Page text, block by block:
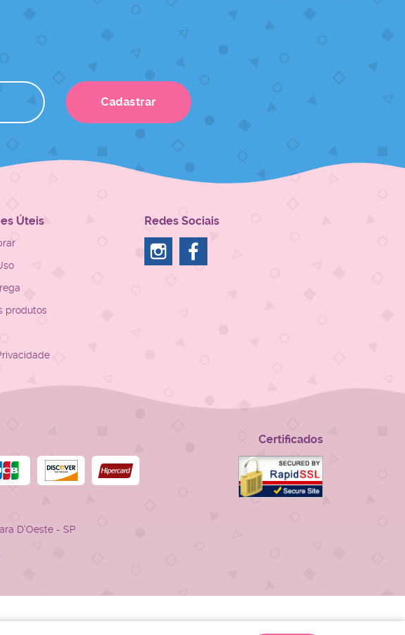
Cadastrar
Úteis
produtos
Redes Sociais
Certificados
D'Oeste- SP